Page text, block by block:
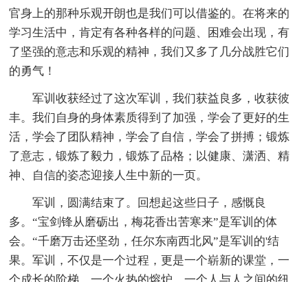
官身上的那种乐观开朗也是我们可以借鉴的。在将来的
学习生活中，肯定有各种各样的问题、困难会出现，有
了坚强的意志和乐观的精神，我们又多了几分战胜它们
的勇气！
军训收获经过了这次军训，我们获益良多，收获彼
丰。我们自身的身体素质得到了加强，学会了更好的生
活，学会了团队精神，学会了自信，学会了拼搏；锻炼
了意志，锻炼了毅力，锻炼了品格；以健康、潇洒、精
神、自信的姿态迎接人生中新的一页。
军训，圆满结束了。回想起这些日子，感慨良
多。“宝剑锋从磨砺出，梅花香出苦寒来”是军训的体
会。“千磨万击还坚劲，任尔东南西北风”是军训的'结
果。军训，不仅是一个过程，更是一个崭新的课堂，一
个成长的阶梯，一个火热的熔炉，一个人与人之间的纽